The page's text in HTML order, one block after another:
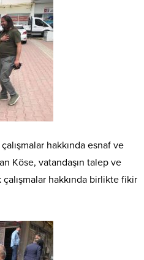
hakkında esnaf ve
Köse, vatandaşın talep ve
hakkında birlikte fikir